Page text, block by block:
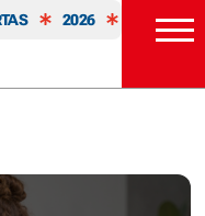
2026 MATRÍCULAS